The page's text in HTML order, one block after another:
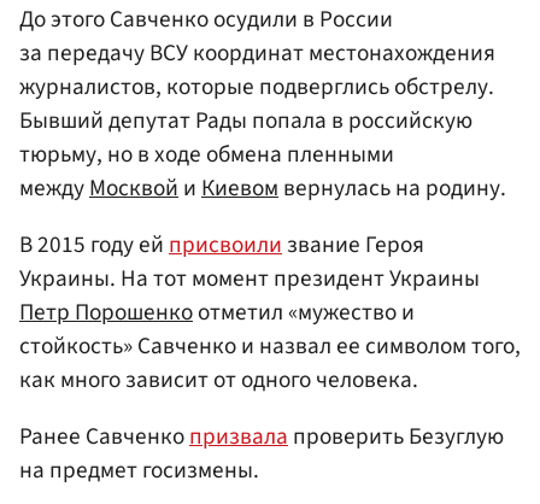
До этого Савченко осудили в России
за передачу ВСУ координат местонахождения
журналистов, которые подверглись обстрелу.
Бывший депутат Рады попала в российскую
тюрьму, но в ходе обмена пленными
междуМосквойиКиевомвернулась на родину.
В 2015 году ейприсвоилизвание Героя
Украины. На тот момент президент Украины
Петр Порошенкоотметил «мужество и
стойкость» Савченко и назвал ее символом того,
как много зависит от одного человека.
Ранее Савченкопризвалапроверить Безуглую
на предмет госизмены.